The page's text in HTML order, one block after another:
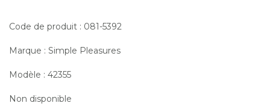
Code de produit : 081-5392
Marque : Simple Pleasures
Modèle : 42355
Non disponible